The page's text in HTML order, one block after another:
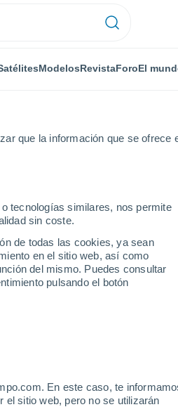
que la información que se ofrece
tecnologías similares, nos permite
sin coste.
de todas las cookies, ya sean
en el sitio web, así como
del mismo. Puedes consultar
pulsando el botón
En este caso, te
el sitio web, pero no se utilizarán
ModelosRevistaForoEl
15 Feb 2019
altas en todo el territorio
06 May 2018